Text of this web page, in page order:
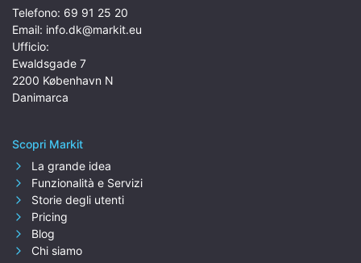
Telefono: 69 91 25 20
Email: info.dk@markit.eu
Ufficio:
Ewaldsgade 7
2200 København N
Danimarca
Scopri Markit
La grande idea
Funzionalità e Servizi
Storie degli utenti
Pricing
Blog
Chi siamo